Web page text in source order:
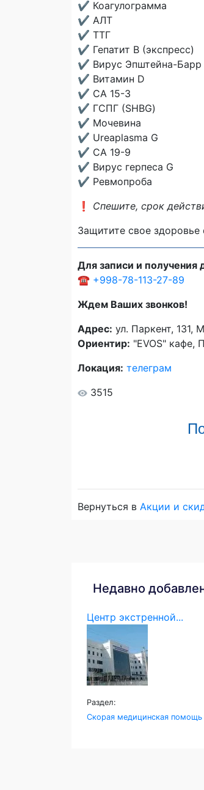
✔️ Коагулограмма
✔️ АЛТ
✔️ ТТГ
✔️ Гепатит B (экспресс)
✔️ Вирус Эпштейна-Барр
✔️ Витамин D
✔️ CA 15-3
✔️ ГСПГ (SHBG)
✔️ Мочевина
✔️ Ureaplasma G
✔️ CA 19-9
✔️ Вирус герпеса G
✔️ Ревмопроба
❗️
Спешите, срок
Защитите свое здоровье
Для записи и получения
☎️ +998-78-113-27-89
Ждем Ваших звонков!
Адрес: ул. Паркент, 131,
Ориентир: "EVOS" кафе,
Локация: телеграм
3515
Вернуться в Акции и
Недавно
Центр экстренной...
Раздел:
Скорая медицинская помощь